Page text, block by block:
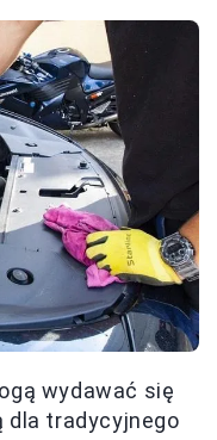
wydawać się
dla tradycyjnego